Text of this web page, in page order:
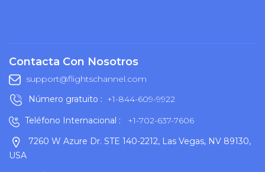
Contacta Con Nosotros
support@flightschannel.com
Número gratuito : +1-844-609-9922
Teléfono Internacional :
+1-702-637-7606
7260 W Azure Dr. STE 140-2212, Las Vegas, NV 89130,
USA